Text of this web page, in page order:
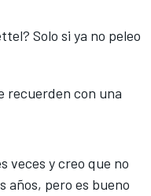
Solo si ya no peleo
recuerden con una
veces y creo que no
años, pero es bueno